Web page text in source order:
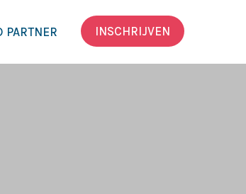
PARTNER INSCHRIJVEN